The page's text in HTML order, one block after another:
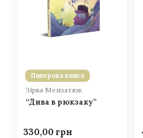
Паперова книга
Зірка Мензатюк
“Дива в рюкзаку”
330,00